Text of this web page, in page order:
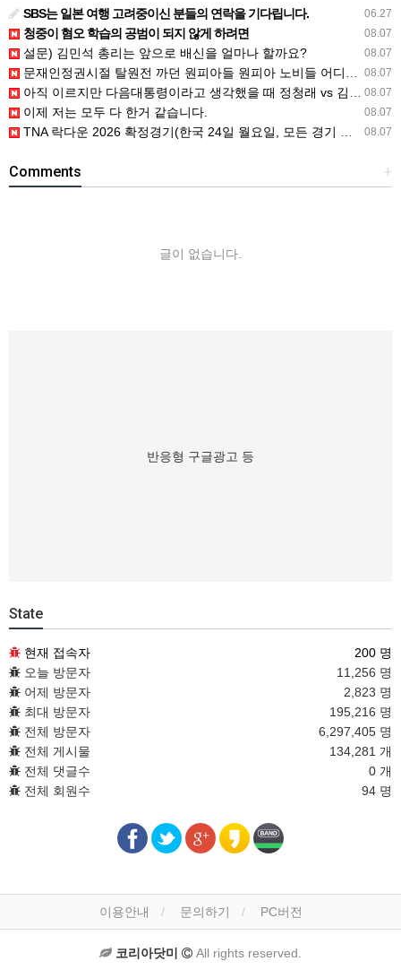
06.27
SBS는 일본 여행 고려중이신 분들의 연락을 기다립니다.
08.07
청중이 혐오 학습의 공범이 되지 않게 하려면
08.07
설문) 김민석 총리는 앞으로 배신을 얼마나 할까요?
08.07
문재인정권시절 탈원전 까던 원피아들 원피아 노비들 어디감?
08.07
아직 이르지만 다음대통령이라고 생각했을 때 정청래 vs 김민석
08.07
이제 저는 모두 다 한거 같습니다.
08.07
TNA 락다운 2026 확정경기(한국 24일 월요일, 모든 경기 철창 매
+
Comments
글이 없습니다.
반응형 구글광고 등
State
현재 접속자
200 명
오늘 방문자
11,256 명
어제 방문자
2,823 명
최대 방문자
195,216 명
전체 방문자
6,297,405 명
전체 게시물
134,281 개
전체 댓글수
0 개
전체 회원수
94 명
이용안내 문의하기 PC버전
코리아닷미 All rights reserved.